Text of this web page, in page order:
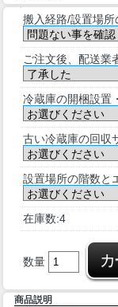
搬入経路/設置場
ご注文後、配送業
冷蔵庫の開梱設置
古い冷蔵庫の回収
設置場所の階数と
在庫数:4
数量
商品説明